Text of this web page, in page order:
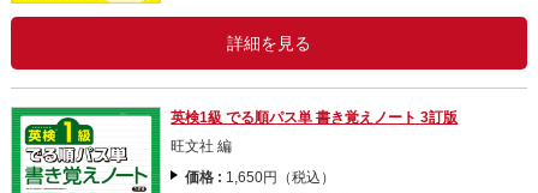
詳細を見る
英検1級 でる順パス単 書き覚えノート 3訂版
旺文社 編
価格 : 1,650円（税込）